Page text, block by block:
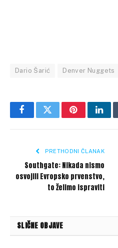
Dario Šarić Denver Nuggets
FacebookTwitterPinterest
PRETHODNI ČLANAK
Southgate: Nikada nismo
osvojili Evropsko prvenstvo,
to želimo ispraviti
SLIČNE OBJAVE